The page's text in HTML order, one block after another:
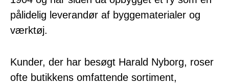
pålidelig leverandør af byggematerialer og
værktøj.
Kunder, der har besøgt Harald Nyborg, roser
ofte butikkens omfattende sortiment,